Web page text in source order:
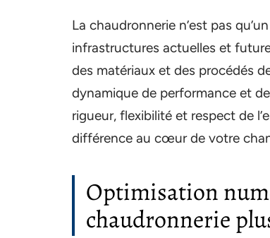
La chaudronnerie n’est pas
infrastructures actuelles et
des matériaux et des procédés
dynamique de performance et
rigueur, flexibilité et respect de
différence au cœur de votre
Optimisation
chaudronnerie